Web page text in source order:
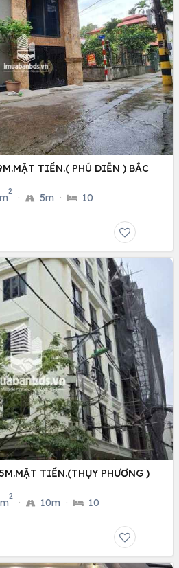
TIỀN.( PHÚ DIỄN ) BẮC
2
· 5m · 10
TIỀN.(THỤY PHƯƠNG )
2
· 10m · 10